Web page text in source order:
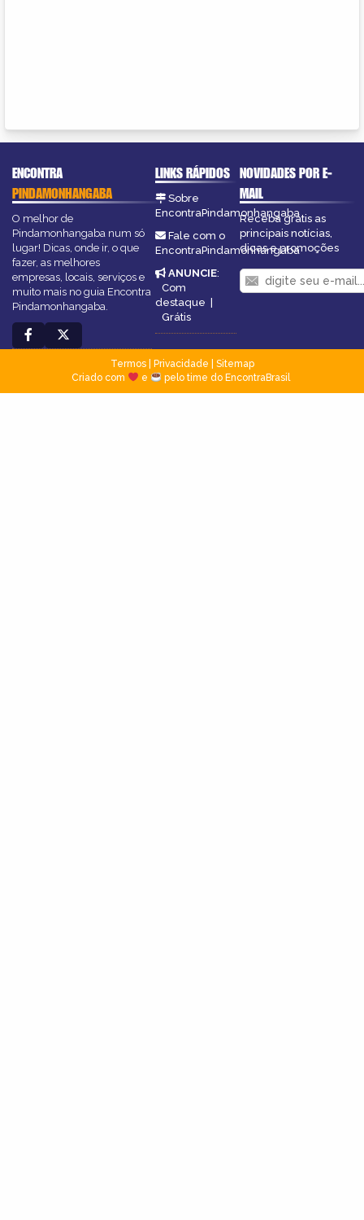
ENCONTRA
PINDAMONHANGABA
O melhor de
Pindamonhangaba num só
lugar! Dicas, onde ir, o que
fazer, as melhores
empresas, locais, serviços e
muito mais no guia Encontra
Pindamonhangaba.
LINKS RÁPIDOS
Sobre
EncontraPindamonhangaba
Fale com o
EncontraPindamonhangaba
ANUNCIE:
Com
destaque |
Grátis
NOVIDADES POR E-
MAIL
Receba grátis as
principais notícias,
dicas e promoções
Termos| Privacidade
Sitemap
Criado com
e pelo time do EncontraBrasil